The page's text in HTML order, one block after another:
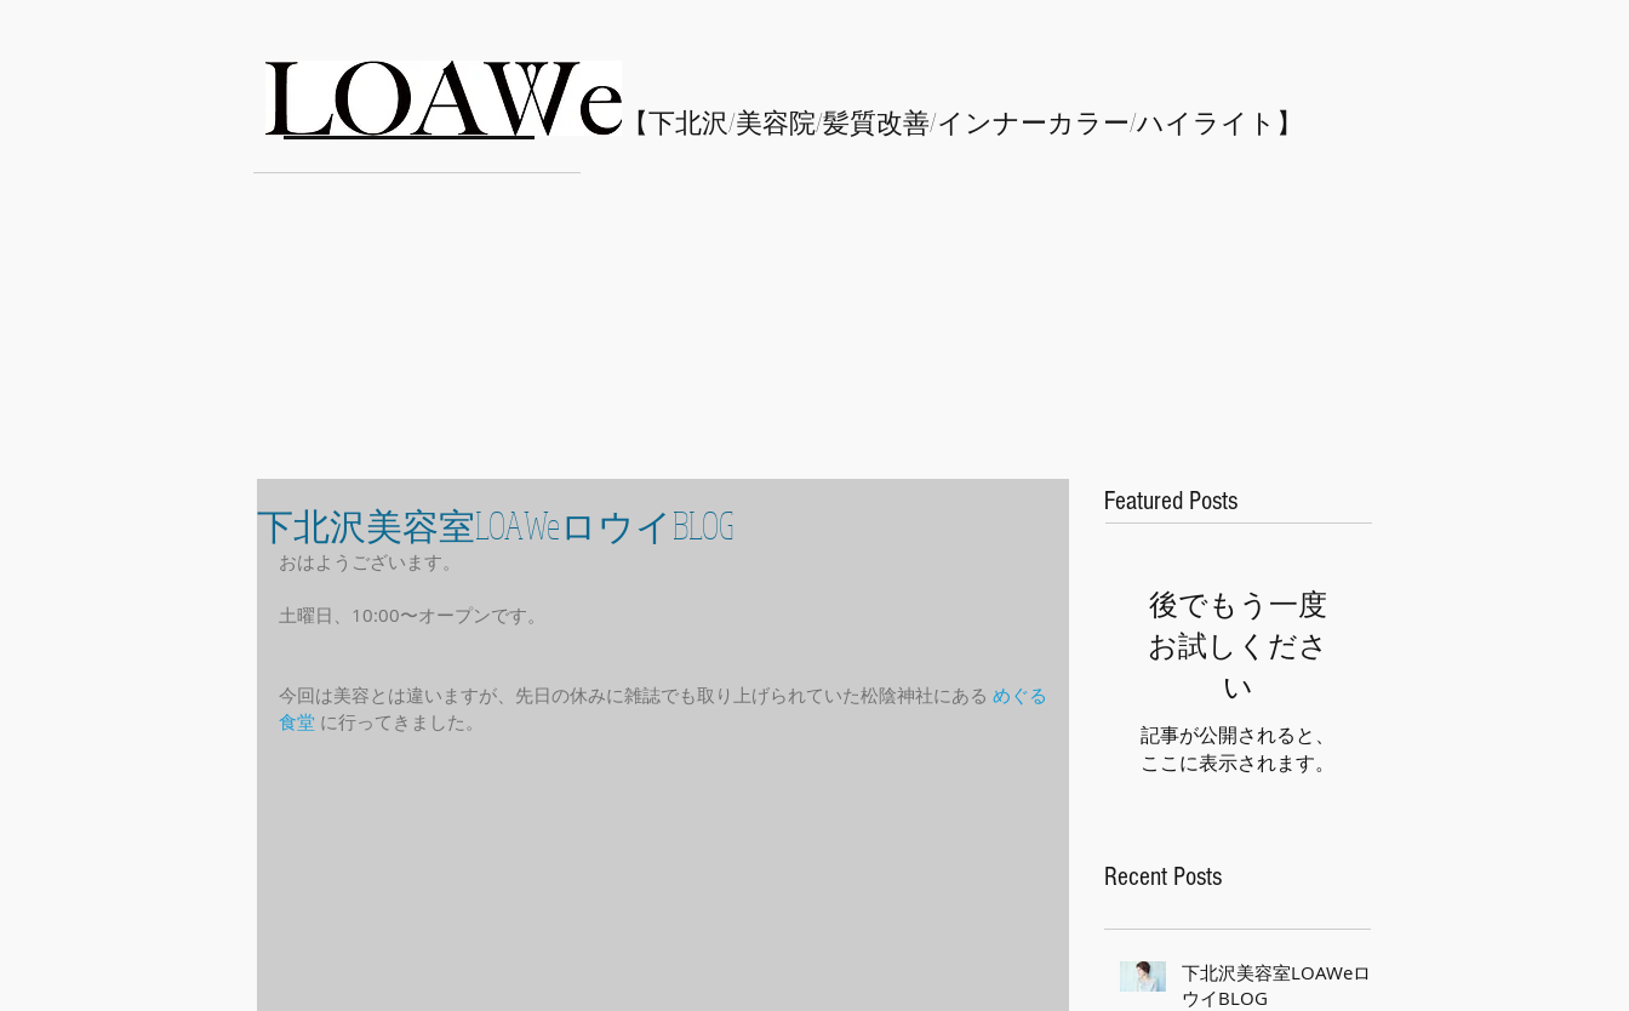
LOAWe ​【下北沢/美容院/髪質改善/インナーカラー/​ハイライト】
下北沢美容室LOAWeロウイBLOG
おはようございます。
土曜日、10:00〜オープンです。
今回は美容とは違いますが、先日の休みに雑誌でも取り上げられていた松陰神社にある めぐる
食堂 に行ってきました。
Featured Posts
後でもう一度
お試しくださ
い
記事が公開されると、
ここに表示されます。
Recent Posts
下北沢美容室LOAWeロ
ウイBLOG